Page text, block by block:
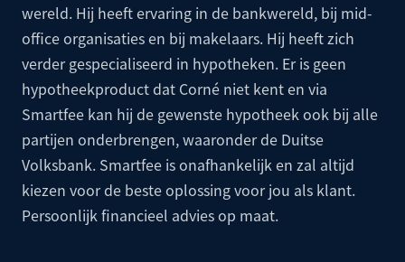
wereld. Hij heeft ervaring in de bankwereld, bij mid-
office organisaties en bij makelaars. Hij heeft zich
verder gespecialiseerd in hypotheken. Er is geen
hypotheekproduct dat Corné niet kent en via
Smartfee kan hij de gewenste hypotheek ook bij alle
partijen onderbrengen, waaronder de Duitse
Volksbank. Smartfee is onafhankelijk en zal altijd
kiezen voor de beste oplossing voor jou als klant.
Persoonlijk financieel advies op maat.